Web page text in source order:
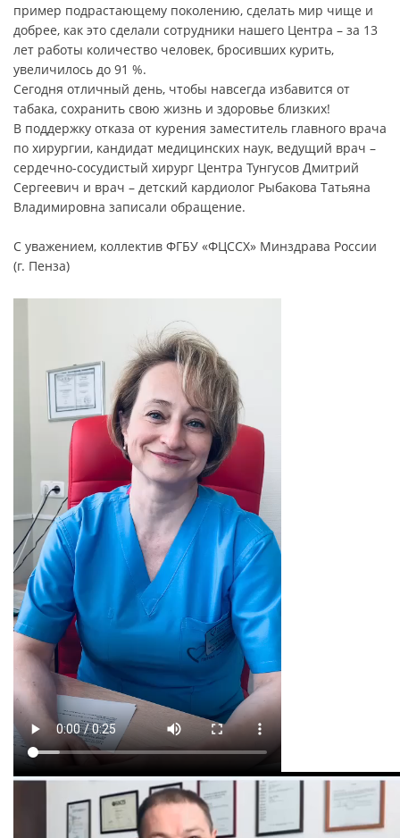
пример подрастающему поколению, сделать мир чище и
добрее, как это сделали сотрудники нашего Центра – за 13
лет работы количество человек, бросивших курить,
увеличилось до 91 %.
Сегодня отличный день, чтобы навсегда избавится от
табака, сохранить свою жизнь и здоровье близких!
В поддержку отказа от курения заместитель главного врача
по хирургии, кандидат медицинских наук, ведущий врач –
сердечно-сосудистый хирург Центра Тунгусов Дмитрий
Сергеевич и врач – детский кардиолог Рыбакова Татьяна
Владимировна записали обращение.
С уважением, коллектив ФГБУ «ФЦССХ» Минздрава России
(г. Пенза)